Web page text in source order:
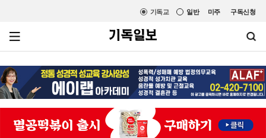
미주 구독신청
일반
기독교